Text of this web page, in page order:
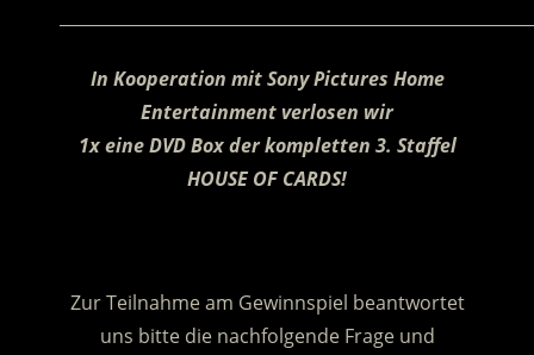
In Kooperation mit Sony Pictures Home
Entertainment verlosen wir
1x eine DVD Box der kompletten 3. Staffel
HOUSE OF CARDS!
Zur Teilnahme am Gewinnspiel beantwortet
uns bitte die nachfolgende Frage und